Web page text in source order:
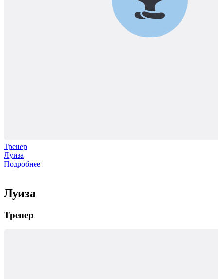
Тренер
Луиза
Подробнее
Луиза
Тренер